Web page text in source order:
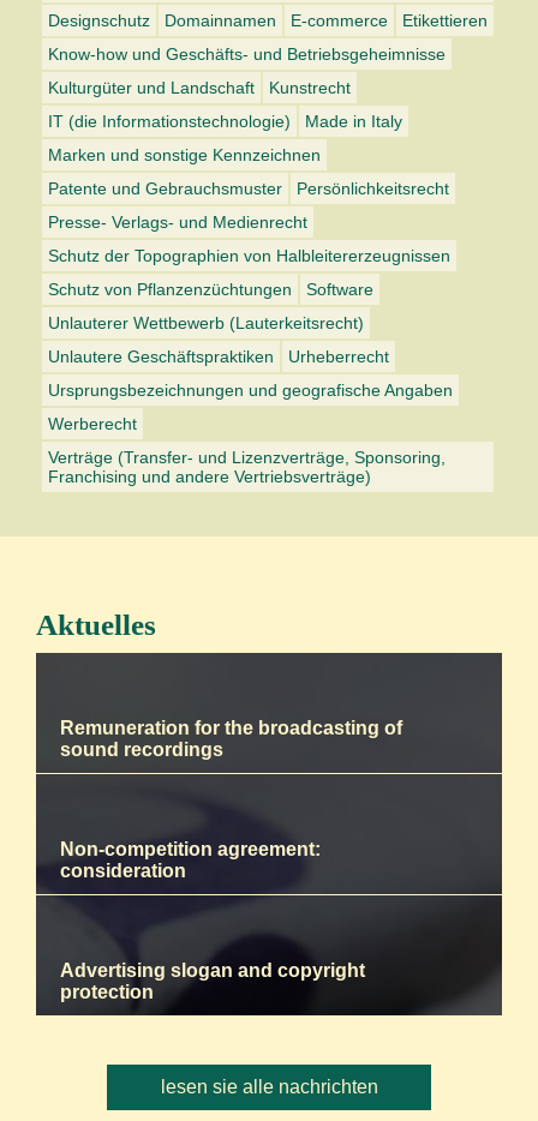
Designschutz
Domainnamen E-commerce
Etikettieren
Know-how und Geschäfts- und Betriebsgeheimnisse
Kulturgüter und Landschaft
Kunstrecht
IT (die Informationstechnologie)
Made in Italy
Marken und sonstige Kennzeichnen
Patente und Gebrauchsmuster
Persönlichkeitsrecht
Presse- Verlags- und Medienrecht
Schutz der Topographien von Halbleitererzeugnissen
Schutz von Pflanzenzüchtungen
Software
Unlauterer Wettbewerb (Lauterkeitsrecht)
Unlautere Geschäftspraktiken
Urheberrecht
Ursprungsbezeichnungen und geografische Angaben
Werberecht
Verträge (Transfer- und Lizenzverträge, Sponsoring,
Franchising und andere Vertriebsverträge)
Aktuelles
Remuneration for the broadcasting of
sound recordings
Non-competition agreement:
consideration
Advertising slogan and copyright
protection
lesen sie alle nachrichten